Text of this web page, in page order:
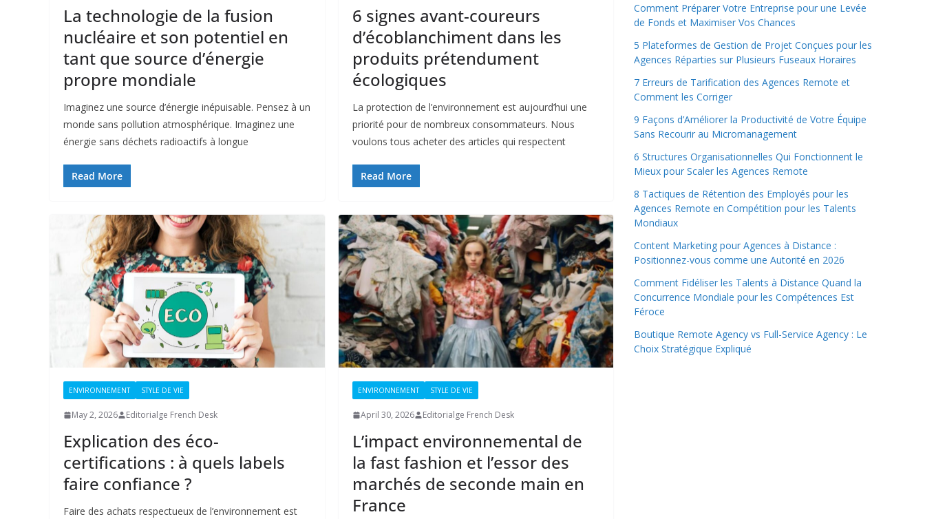
La technologie de la fusion
nucléaire et son potentiel en
tant que source d’énergie
propre mondiale
Imaginez une source d’énergie inépuisable. Pensez à un
monde sans pollution atmosphérique. Imaginez une
énergie sans déchets radioactifs à longue
Read More
6 signes avant-coureurs
d’écoblanchiment dans les
produits prétendument
écologiques
La protection de l’environnement est aujourd’hui une
priorité pour de nombreux consommateurs. Nous
voulons tous acheter des articles qui respectent
Read More
ENVIRONNEMENT STYLE DE VIE
May 2, 2026 Editorialge French Desk
Explication des éco-
certifications : à quels labels
faire confiance ?
Faire des achats respectueux de l’environnement est
ENVIRONNEMENT STYLE DE VIE
April 30, 2026 Editorialge French Desk
L’impact environnemental de
la fast fashion et l’essor des
marchés de seconde main en
France
Comment Préparer Votre Entreprise pour une Levée
de Fonds et Maximiser Vos Chances
5 Plateformes de Gestion de Projet Conçues pour les
Agences Réparties sur Plusieurs Fuseaux Horaires
7 Erreurs de Tarification des Agences Remote et
Comment les Corriger
9 Façons d’Améliorer la Productivité de Votre Équipe
Sans Recourir au Micromanagement
6 Structures Organisationnelles Qui Fonctionnent le
Mieux pour Scaler les Agences Remote
8 Tactiques de Rétention des Employés pour les
Agences Remote en Compétition pour les Talents
Mondiaux
Content Marketing pour Agences à Distance :
Positionnez-vous comme une Autorité en 2026
Comment Fidéliser les Talents à Distance Quand la
Concurrence Mondiale pour les Compétences Est
Féroce
Boutique Remote Agency vs Full-Service Agency : Le
Choix Stratégique Expliqué